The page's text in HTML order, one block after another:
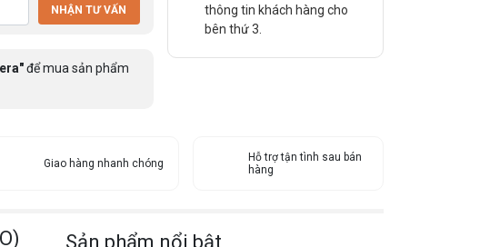
NHẬN TƯ VẤN
để mua sản phẩm
thông tin khách hàng cho
bên thứ 3.
Giao hàng nhanh chóng
Hỗ trợ tận tình sau bán
hàng
Sản phẩm nổi bật